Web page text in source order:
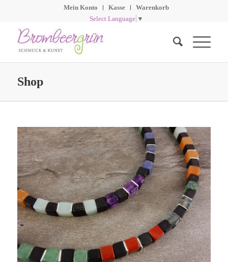
Mein Konto Kasse
Warenkorb
Select Language ▼
Shop